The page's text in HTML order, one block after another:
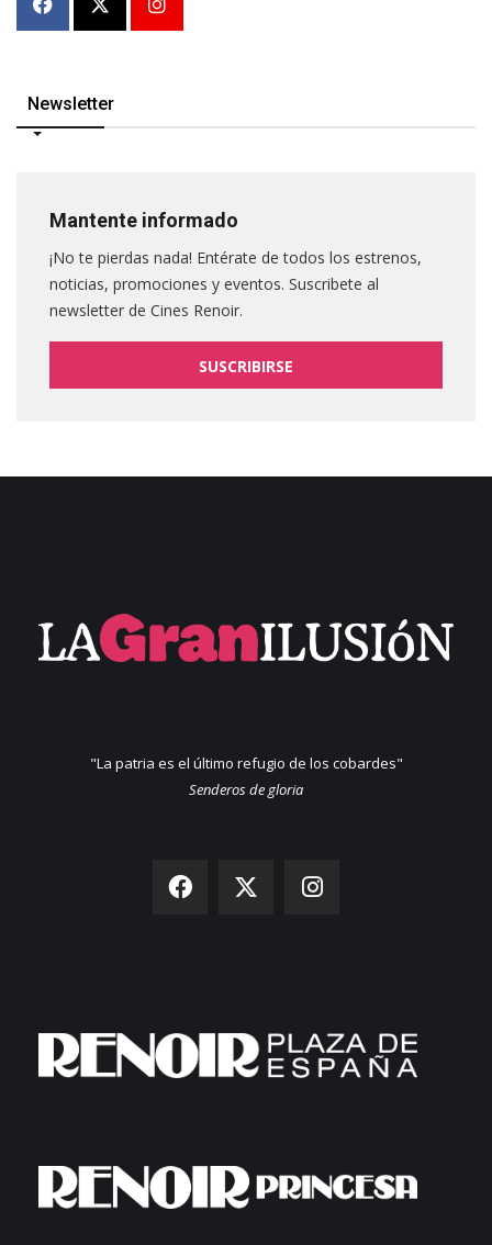
Newsletter
Mantente informado
¡No te pierdas nada! Entérate de todos los estrenos,
noticias, promociones y eventos. Suscribete al
newsletter de Cines Renoir.
SUSCRIBIRSE
"La patria es el último refugio de los cobardes"
Senderos de gloria